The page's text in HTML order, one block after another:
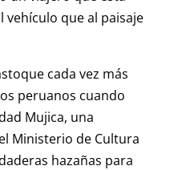
que al paisaje
cada vez más
peruanos cuando
Mujica, una
Ministerio de Cultura
hazañas para